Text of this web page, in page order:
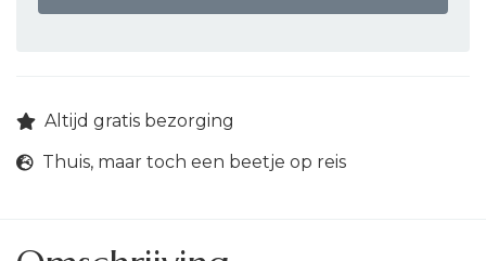
Altijd gratis bezorging
Thuis, maar toch een beetje op reis